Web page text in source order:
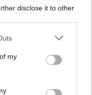
disclose it to other
my